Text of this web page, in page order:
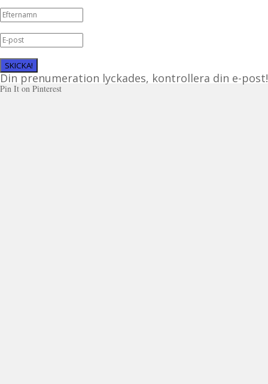
SKICKA!
Din prenumeration lyckades, kontrollera din e-post!
Pin It on Pinterest